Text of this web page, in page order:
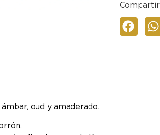
Compartir
oud y amaderado.